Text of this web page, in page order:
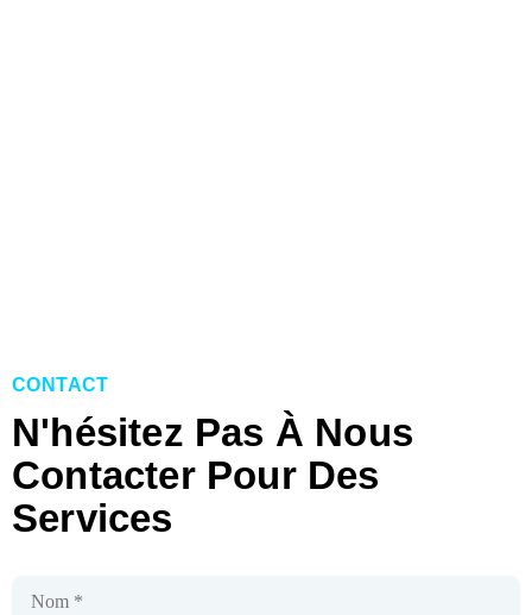
CONTACT
N'hésitez Pas À Nous
Contacter Pour Des
Services